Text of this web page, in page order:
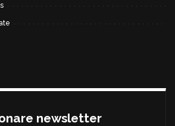
newsletter